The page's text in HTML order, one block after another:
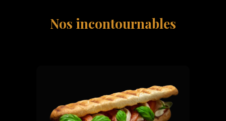
Nos incontournables